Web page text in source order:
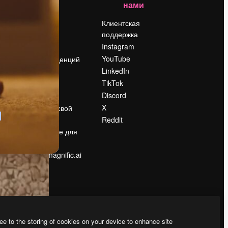
Поиск тенденций
События
Продайте свой
Помещение для
Ищете magnific.ai
нами
Клиентская
поддержка
Instagram
YouTube
LinkedIn
TikTok
Discord
X
Reddit
to the storing of cookies on your device to enhance site